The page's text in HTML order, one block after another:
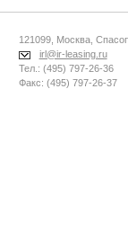
121099, Москва,
irl@ir-leasing.ru
Тел.: (495) 797-26-36
Факс: (495) 797-26-37